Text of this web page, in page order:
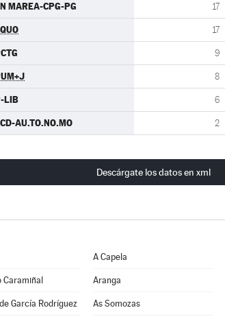
MAREA-CPG-PG 17
17
9
8
LIB 6
AU.TO.NO.MO 2
Descárgate los datos en xml
A Capela
Caramiñal Aranga
García Rodríguez As Somozas